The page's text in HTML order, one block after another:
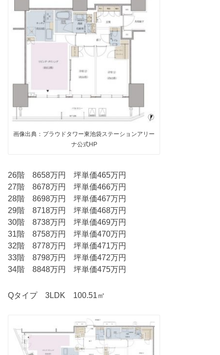
画像出典：プラウドタワー東池袋ステーションアリー
ナ公式HP
26階 8658万円 坪単価465万円
27階 8678万円 坪単価466万円
28階 8698万円 坪単価467万円
29階 8718万円 坪単価468万円
30階 8738万円 坪単価469万円
31階 8758万円 坪単価470万円
32階 8778万円 坪単価471万円
33階 8798万円 坪単価472万円
34階 8848万円 坪単価475万円
Qタイプ 3LDK 100.51㎡